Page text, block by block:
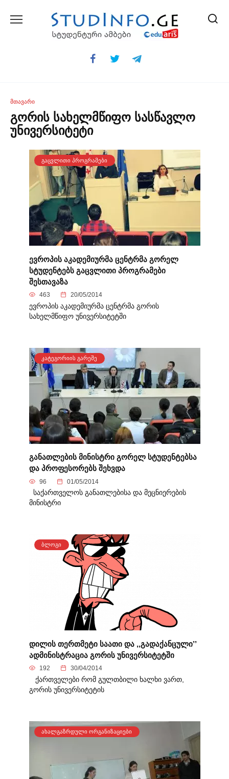
ᲛᲗᲐᲕᲐᲠᲘ
გორის სახელმწიფო სასწავლო
უნივერსიტეტი
ᲒᲐᲪᲕᲚᲘᲗᲘ ᲞᲠᲝᲒᲠᲐᲛᲔᲑᲘ
ევროპის აკადემიურმა ცენტრმა გორელ
სტუდენტებს გაცვლითი პროგრამები
შესთავაზა
463 20/05/2014
ევროპის აკადემიურმა ცენტრმა გორის
სახელმწიფო უნივერსიტეტში
ᲙᲐᲢᲔᲒᲝᲠᲘᲘᲡ ᲒᲐᲠᲔᲨᲔ
განათლების მინისტრი გორელ სტუდენტებსა
და პროფესორებს შეხვდა
96 01/05/2014
საქართველოს განათლებისა და მეცნიერების
მინისტრი
ᲑᲚᲝᲒᲘ
დილის თერთმეტი საათი და ,,გადაქანცული’’
ადმინისტრაცია გორის უნივერსიტეტში
192 30/04/2014
ქართველები რომ გულთბილი ხალხი ვართ,
გორის უნივერსიტეტის
ᲐᲮᲐᲚᲒᲐᲖᲠᲓᲣᲚᲘ ᲝᲠᲒᲐᲜᲘᲖᲐᲪᲘᲔᲑᲘ